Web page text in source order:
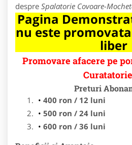
despre Spalatorie Covoare-
Pagina
nu este
liber
Promovare afacere pe
Preturi
400 ron / 12 luni
500 ron / 24 luni
600 ron / 36 luni